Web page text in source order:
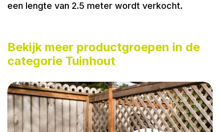
een lengte van 2.5 meter wordt verkocht.
Bekijk meer productgroepen in de
categorie Tuinhout